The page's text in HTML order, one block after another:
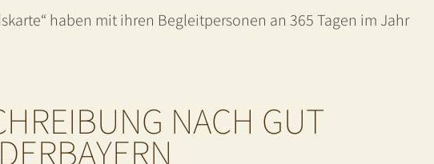
haben mit ihren Begleitpersonen an 365 Tagen im Jahr
NACH GUT